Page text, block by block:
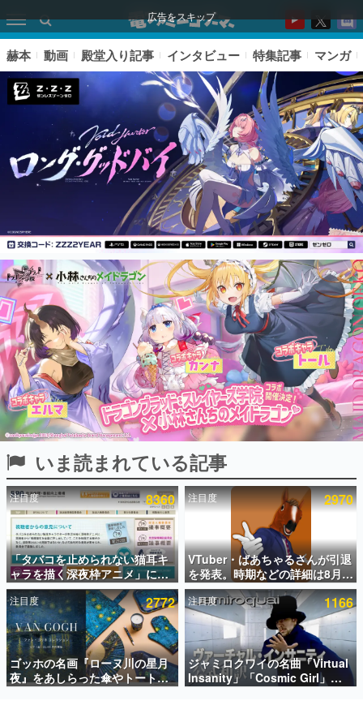
広告をスキップ
ピックアップ
電ファミのいま読まれている記事ランキング
アプリセール情報
インタビュー
連載・特集一覧
殿堂入り記事
SNS拡散数が数千以上！ ページビュー数万以上！ などな
ど。多くの人々に読まれた、電ファミ渾身の“殿堂入り”記
事をまとめました。
ゲームの企画書
名作ゲームクリエイターの方々に製作時のエピソードをお
聞きし、ヒットする企画（ゲーム）とは何か？を探ってい
きます。
赫本
この物語を解いてはいけない。『赫本』は、〈試験問題〉
の形をした短編ホラー小説集です。
新世代に訊く
これからのデジタルゲーム市場を担う若きクリエイター達
の姿を追い、彼らのルーツと情熱を探っていきます。
赫本 動画 殿堂入り記事 インタビュー 特集記事 マンガ
いま読まれている記事
注目度 8360
「タバコを止められない猫耳キ
ャラを描く深夜枠アニメ」に視
聴者の一部から批判意見。違法
薬物の使用と思しき描写も含め
て、BPOが議論を交わす
注目度 2970
VTuber・ばあちゃるさんが引退
を発表。時期などの詳細は8月9
日15時からの配信で説明
注目度 2772
ゴッホの名画『ローヌ川の星月
夜』をあしらった傘やトートバ
ッグなどが登場。8月7日21時よ
注目度 1166
ジャミロクワイの名曲「Virtual
Insanity」「Cosmic Girl」
「Canned Heat」公式日本語字